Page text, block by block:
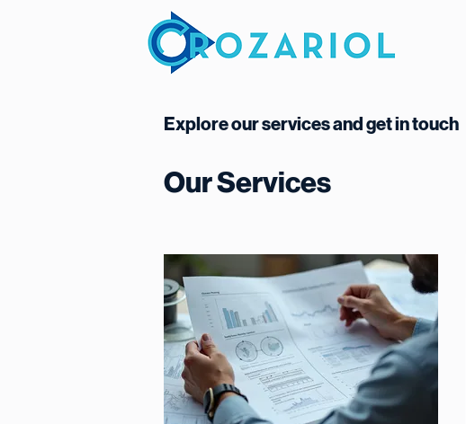
Explore our services and get in touch
Our Services